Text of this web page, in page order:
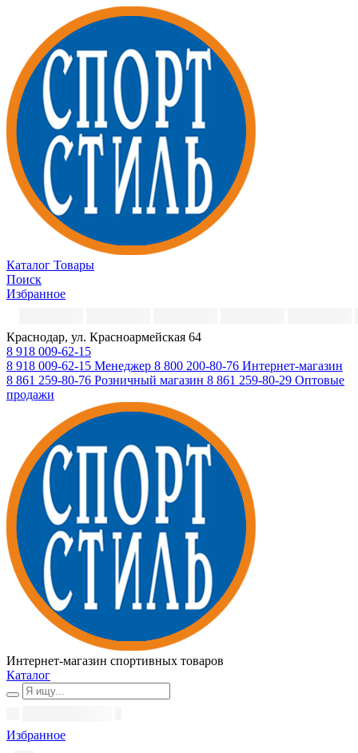
Каталог Товары
Поиск
Избранное
Краснодар, ул. Красноармейская 64
8 918 009-62-15
8 918 009-62-15 Менеджер 8 800 200-80-76 Интернет-магазин
8 861 259-80-76 Розничный магазин 8 861 259-80-29 Оптовые
продажи
Интернет-магазин спортивных товаров
Каталог
Избранное